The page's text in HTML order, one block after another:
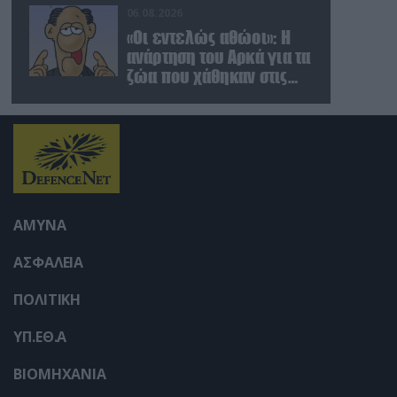
«Οι εντελώς αθώοι»: Η
ανάρτηση του Αρκά για τα
ζώα που χάθηκαν στις
(φωτο)
ΑΜΥΝΑ
ΑΣΦΑΛΕΙΑ
ΠΟΛΙΤΙΚΗ
ΥΠ.ΕΘ.Α
ΒΙΟΜΗΧΑΝΙΑ